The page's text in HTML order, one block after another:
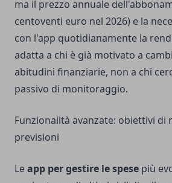
ma il prezzo annuale
centoventi euro nel 2026) e la
con l'app quotidianamente la
adatta a chi è già motivato a
abitudini finanziarie, non a chi
passivo di monitoraggio.
Funzionalità avanzate: obiettivi di
previsioni
Leapp per gestire le spese più